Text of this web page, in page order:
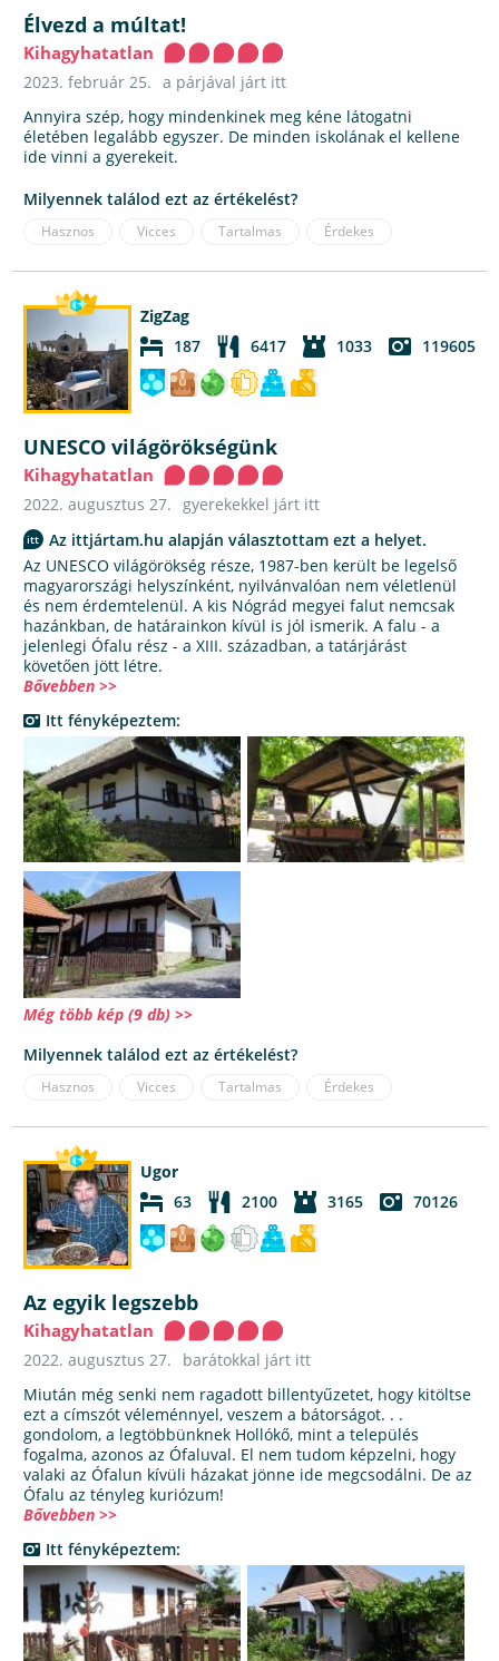
Élvezd a múltat!
Kihagyhatatlan
2023. február 25. a párjával járt itt
Annyira szép, hogy mindenkinek meg kéne látogatni
életében legalább egyszer. De minden iskolának el kellene
ide vinni a gyerekeit.
Milyennek találod ezt az értékelést?
Hasznos Vicces Tartalmas Érdekes
ZigZag
187
6417 1033 119605
UNESCO világörökségünk
Kihagyhatatlan
2022. augusztus 27. gyerekekkel járt itt
Az ittjártam.hu alapján választottam ezt a helyet.
Az UNESCO világörökség része, 1987-ben került be legelső
magyarországi helyszínként, nyilvánvalóan nem véletlenül
és nem érdemtelenül. A kis Nógrád megyei falut nemcsak
hazánkban, de határainkon kívül is jól ismerik. A falu - a
jelenlegi Ófalu rész - a XIII. században, a tatárjárást
követően jött létre.
Bővebben >>
Itt fényképeztem:
Még több kép (9 db) >>
Milyennek találod ezt az értékelést?
Hasznos Vicces Tartalmas Érdekes
Ugor
63
2100 3165 70126
Az egyik legszebb
Kihagyhatatlan
2022. augusztus 27.
barátokkal járt itt
Miután még senki nem ragadott billentyűzetet, hogy kitöltse
ezt a címszót véleménnyel, veszem a bátorságot. . .
gondolom, a legtöbbünknek Hollókő, mint a település
fogalma, azonos az Ófaluval. El nem tudom képzelni, hogy
valaki az Ófalun kívüli házakat jönne ide megcsodálni. De az
Ófalu az tényleg kuriózum!
Bővebben >>
Itt fényképeztem: